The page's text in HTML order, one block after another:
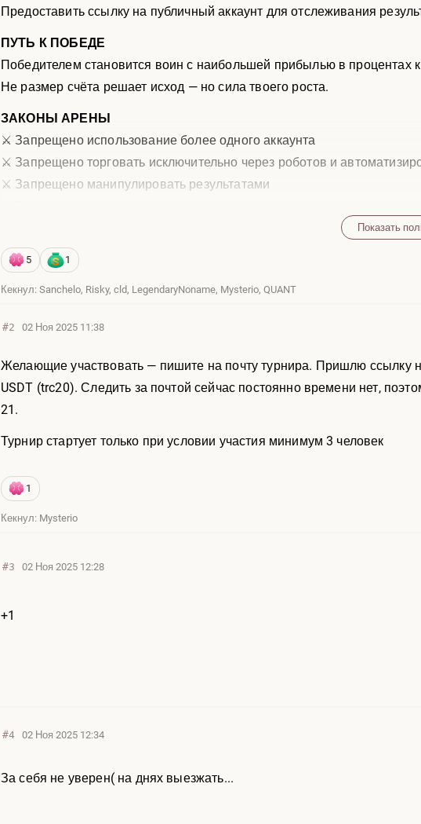
Предоставить ссылку на публичный аккаунт для отслеживания
ПУТЬ К ПОБЕДЕ
Победителем становится воин с наибольшей прибылью в процентах
Не размер счёта решает исход — но сила твоего роста.
ЗАКОНЫ АРЕНЫ
⚔️ Запрещено использование более одного аккаунта
⚔️ Запрещено торговать исключительно через роботов и
⚔️ Запрещено манипулировать результатами
НАГРАДА ПОБЕДИТЕЛЯ
Существует лишь одно призовое место.
👑 Звание «Мастер Бингуру III»
🏆 Кубки на аву — вечное напоминание о триумфе
СУД И СПРАВЕДЛИВОСТЬ
Все спорные ситуации решаются путём обсуждения.
Их слово — закон.
Почта турнира
Участники:
Показать
5 1
Кекнул: Sanchelo, Risky, cld, LegendaryNoname, Mysterio, QUANT
#2 02 Ноя 2025 11:38
Желающие участвовать — пишите на почту турнира. Пришлю ссылку
USDT (trc20). Следить за почтой сейчас постоянно времени нет,
21.
Турнир стартует только при условии участия минимум 3 человек
1
Кекнул: Mysterio
#3 02 Ноя 2025 12:28
+1
#4 02 Ноя 2025 12:34
За себя не уверен( на днях выезжать...